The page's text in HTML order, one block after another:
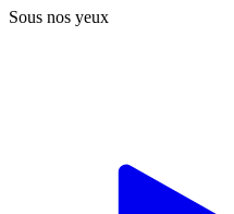
Sous nos yeux